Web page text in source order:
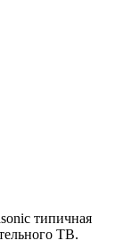
типичная
ТВ.